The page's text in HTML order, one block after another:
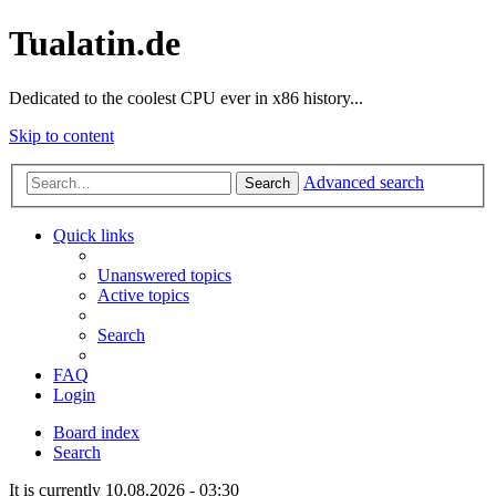
Tualatin.de
Dedicated to the coolest CPU ever in x86 history...
Skip to content
Search Advanced search
Quick links
Unanswered topics
Active topics
Search
FAQ
Login
Board index
Search
It is currently 10.08.2026 - 03:30